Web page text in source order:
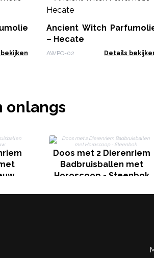
Ancient Witch
– Hecate
AWPO-02 Details
onlangs
Doos met 2 Dierenriem
Badbruisballen met
Horoscoop - Steenbok